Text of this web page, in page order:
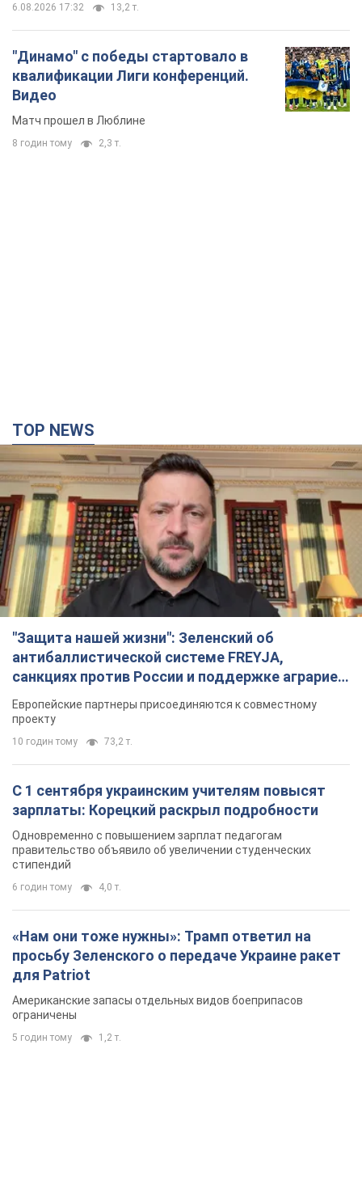
6.08.2026 17:32 13,2 т.
"Динамо" с победы стартовало в
квалификации Лиги конференций.
Видео
Матч прошел в Люблине
8 годин тому 2,3 т.
TOP NEWS
"Защита нашей жизни": Зеленский об
антибаллистической системе FREYJA,
санкциях против России и поддержке аграриев.
Видео
Европейские партнеры присоединяются к совместному
проекту
10 годин тому 73,2 т.
С 1 сентября украинским учителям повысят
зарплаты: Корецкий раскрыл подробности
Одновременно с повышением зарплат педагогам
правительство объявило об увеличении студенческих
стипендий
6 годин тому 4,0 т.
«Нам они тоже нужны»: Трамп ответил на
просьбу Зеленского о передаче Украине ракет
для Patriot
Американские запасы отдельных видов боеприпасов
ограничены
5 годин тому 1,2 т.